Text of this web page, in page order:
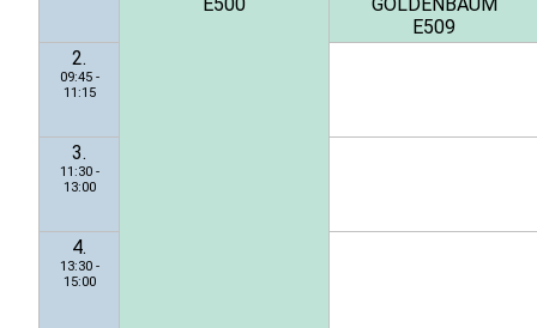
E509
2.
09:45 -
11:15
3.
11:30 -
13:00
4.
13:30 -
15:00